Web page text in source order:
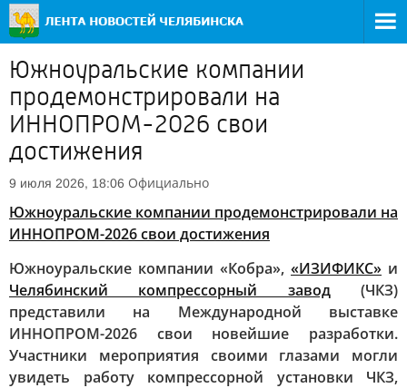
Южноуральские компании
продемонстрировали на
ИННОПРОМ-2026 свои
достижения
9 июля 2026, 18:06 Официально
Южноуральские компании продемонстрировали на
ИННОПРОМ-2026 свои достижения
Южноуральские компании «Кобра», «ИЗИФИКС» и
Челябинский компрессорный завод(ЧКЗ)
представили на Международной выставке
ИННОПРОМ-2026 свои новейшие разработки.
Участники мероприятия своими глазами могли
увидеть работу компрессорной установки ЧКЗ,